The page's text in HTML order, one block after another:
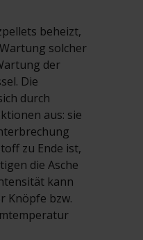
beheizt,
solcher
der
Die
durch
aus: sie
zu Ende ist,
die Asche
kann
Knöpfe bzw.